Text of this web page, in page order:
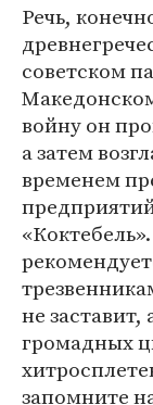
Речь,
советском
войну он
а затем
временем
не
громадных
запомните